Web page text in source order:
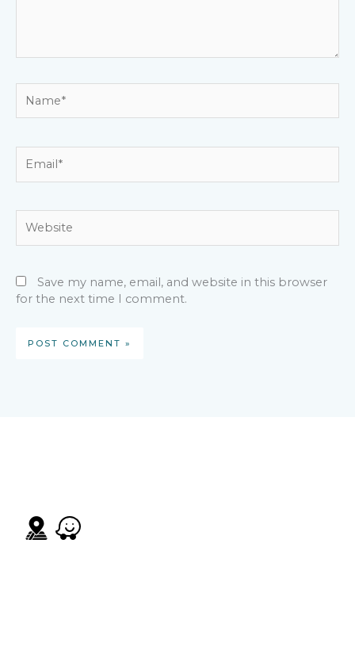
Save my name, email, and website in this browser
for the next time I comment.